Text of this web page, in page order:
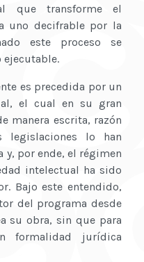
que transforme el
uno decifrable por la
este proceso se
ejecutable.
es precedida por un
el cual en su gran
manera escrita, razón
lo han
por ende, el régimen
intelectual ha sido
Bajo este entendido,
del programa desde
su obra, sin que para
formalidad jurídica